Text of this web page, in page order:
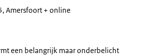
Amersfoort + online
een belangrijk maar onderbelicht